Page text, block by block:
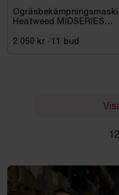
Heatweed MIDSERIES
2 050 kr · 11 bud